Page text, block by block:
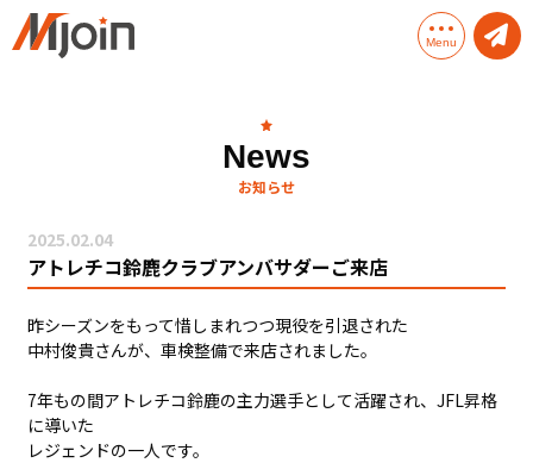
Mjoinソリューション
会社概要
Menu
News
お知らせ
2025.02.04
アトレチコ鈴鹿クラブアンバサダーご来店
昨シーズンをもって惜しまれつつ現役を引退された
中村俊貴さんが、車検整備で来店されました。
7年もの間アトレチコ鈴鹿の主力選手として活躍され、JFL昇格
に導いた
レジェンドの一人です。